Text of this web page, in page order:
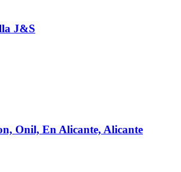
J&S
Onil, En Alicante, Alicante